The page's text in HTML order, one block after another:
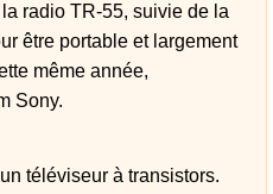
radio TR-55, suivie de la
être portable et largement
même année,
Sony.
téléviseur à transistors.